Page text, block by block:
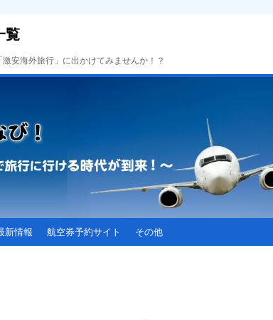
覧
安海外旅行」に出かけてみませんか！？
新情報 航空券予約サイト その他